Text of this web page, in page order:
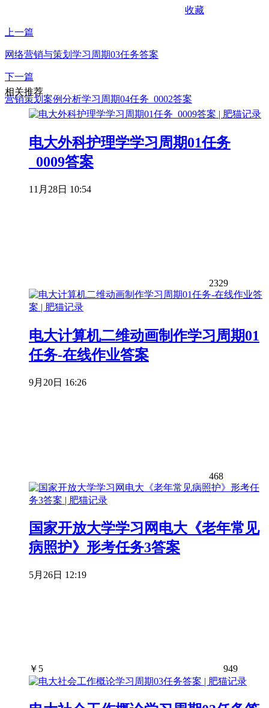
收藏
上一篇
网络营销与策划学习周期03任务答案
下一篇
营销策划案例分析学习周期04任务_0002答案
相关推荐
电大外科护理学学习周期01任务
_0009答案
11月28日 10:54
2329
电大计算机二维动画制作学习周期01
任务-在线作业答案
9月20日 16:26
468
国家开放大学学习网电大《老年常见
病照护》形考任务3答案
5月26日 12:19
￥ 5 949